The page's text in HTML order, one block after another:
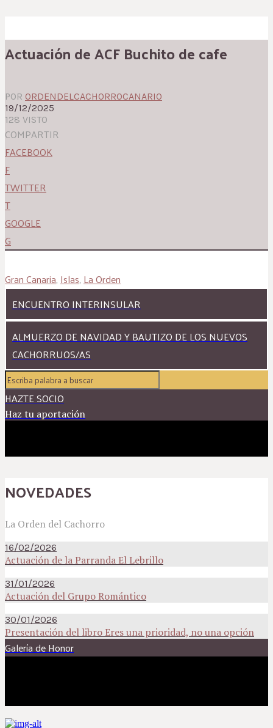
Actuación de ACF Buchito de cafe
POR ORDENDELCACHORROCANARIO
19/12/2025
128 VISTO
COMPARTIR
FACEBOOK
F
TWITTER
T
GOOGLE
G
Gran Canaria,Islas,La Orden
ENCUENTRO INTERINSULAR
ALMUERZO DE NAVIDAD Y BAUTIZO DE LOS NUEVOS
CACHORRUOS/AS
HAZTE SOCIO
Haz tu aportación
NOVEDADES
La Orden del Cachorro
16/02/2026
Actuación de la Parranda El Lebrillo
31/01/2026
Actuación del Grupo Romántico
30/01/2026
Presentación del libro Eres una prioridad, no una opción
Galería de Honor